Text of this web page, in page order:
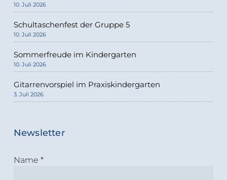
10. Juli 2026
Schultaschenfest der Gruppe 5
10. Juli 2026
Sommerfreude im Kindergarten
10. Juli 2026
Gitarrenvorspiel im Praxiskindergarten
3. Juli 2026
Newsletter
Name *